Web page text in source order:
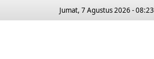
Jumat, 7 Agustus 2026 - 08:23